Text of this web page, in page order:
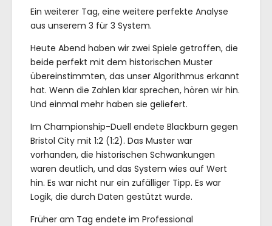
Ein weiterer Tag, eine weitere perfekte Analyse
aus unserem 3 für 3 System.
Heute Abend haben wir zwei Spiele getroffen, die
beide perfekt mit dem historischen Muster
übereinstimmten, das unser Algorithmus erkannt
hat. Wenn die Zahlen klar sprechen, hören wir hin.
Und einmal mehr haben sie geliefert.
Im Championship-Duell endete Blackburn gegen
Bristol City mit 1:2 (1:2). Das Muster war
vorhanden, die historischen Schwankungen
waren deutlich, und das System wies auf Wert
hin. Es war nicht nur ein zufälliger Tipp. Es war
Logik, die durch Daten gestützt wurde.
Früher am Tag endete im Professional